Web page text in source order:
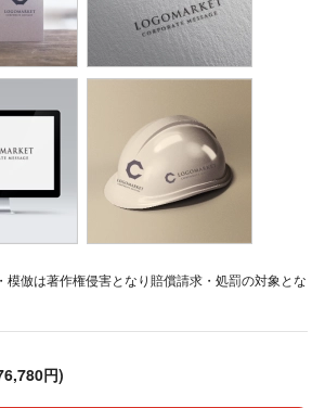
模倣は著作権侵害となり賠償請求・処罰の対象とな
円)